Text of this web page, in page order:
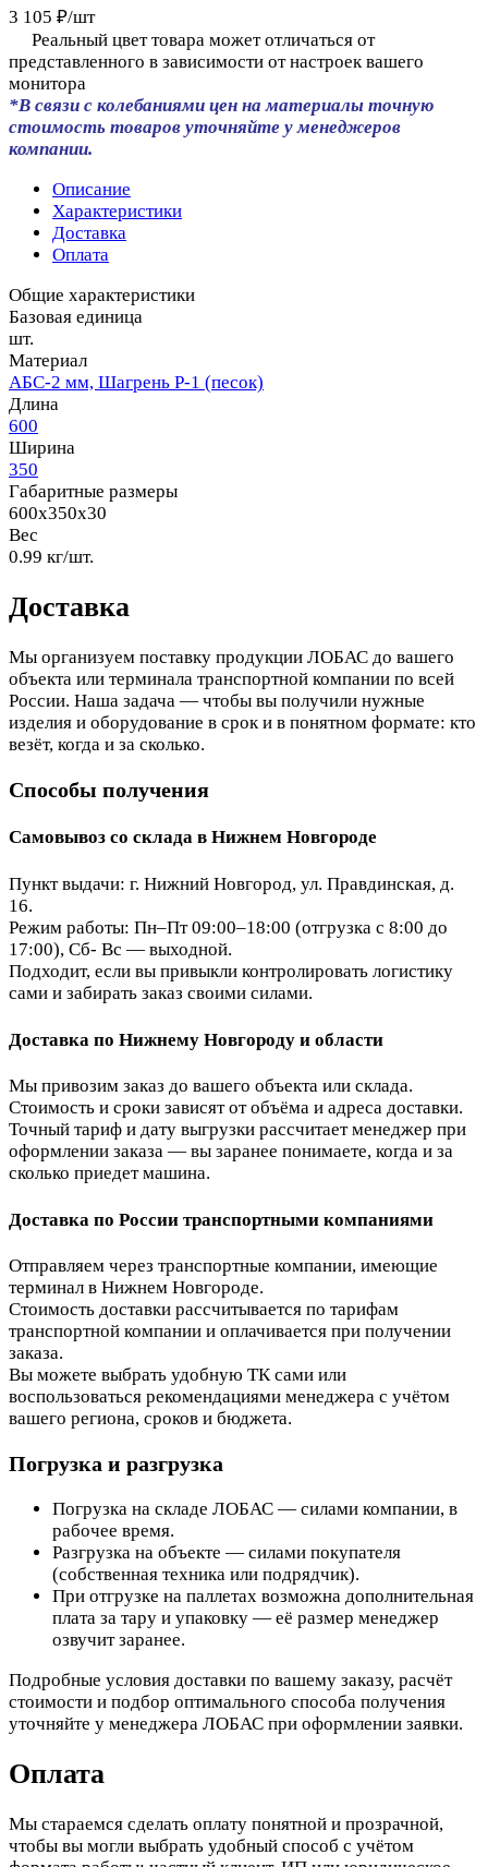
3 105 ₽/шт
Реальный цвет товара может отличаться от
представленного в зависимости от настроек вашего
монитора
*В связи с колебаниями цен на материалы точную
стоимость товаров уточняйте у менеджеров
компании.
Описание
Характеристики
Доставка
Оплата
Общие характеристики
Базовая единица
шт.
Материал
АБС-2 мм, Шагрень Р-1 (песок)
Длина
600
Ширина
350
Габаритные размеры
600x350x30
Вес
0.99 кг/шт.
Доставка
Мы организуем поставку продукции ЛОБАС до вашего
объекта или терминала транспортной компании по всей
России. Наша задача — чтобы вы получили нужные
изделия и оборудование в срок и в понятном формате: кто
везёт, когда и за сколько.
Способы получения
Самовывоз со склада в Нижнем Новгороде
Пункт выдачи: г. Нижний Новгород, ул. Правдинская, д.
16.
Режим работы: Пн–Пт 09:00–18:00 (отгрузка с 8:00 до
17:00), Сб- Вс — выходной.
Подходит, если вы привыкли контролировать логистику
сами и забирать заказ своими силами.
Доставка по Нижнему Новгороду и области
Мы привозим заказ до вашего объекта или склада.
Стоимость и сроки зависят от объёма и адреса доставки.
Точный тариф и дату выгрузки рассчитает менеджер при
оформлении заказа — вы заранее понимаете, когда и за
сколько приедет машина.
Доставка по России транспортными компаниями
Отправляем через транспортные компании, имеющие
терминал в Нижнем Новгороде.
Стоимость доставки рассчитывается по тарифам
транспортной компании и оплачивается при получении
заказа.
Вы можете выбрать удобную ТК сами или
воспользоваться рекомендациями менеджера с учётом
вашего региона, сроков и бюджета.
Погрузка и разгрузка
Погрузка на складе ЛОБАС — силами компании, в
рабочее время.
Разгрузка на объекте — силами покупателя
(собственная техника или подрядчик).
При отгрузке на паллетах возможна дополнительная
плата за тару и упаковку — её размер менеджер
озвучит заранее.
Подробные условия доставки по вашему заказу, расчёт
стоимости и подбор оптимального способа получения
уточняйте у менеджера ЛОБАС при оформлении заявки.
Оплата
Мы стараемся сделать оплату понятной и прозрачной,
чтобы вы могли выбрать удобный способ с учётом